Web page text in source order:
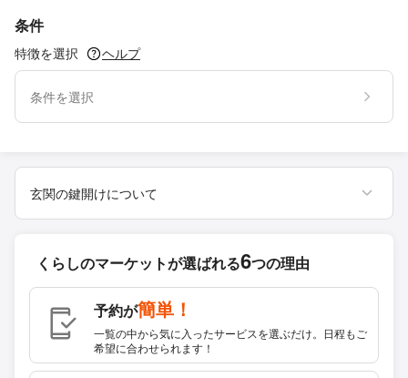
条件
特徴を選択 ヘルプ
条件を選択
玄関の鍵開けについて
くらしのマーケットが選ばれる6つの理由
予約が簡単！
一覧の中から気に入ったサービスを選ぶだけ。日程もご
希望に合わせられます！